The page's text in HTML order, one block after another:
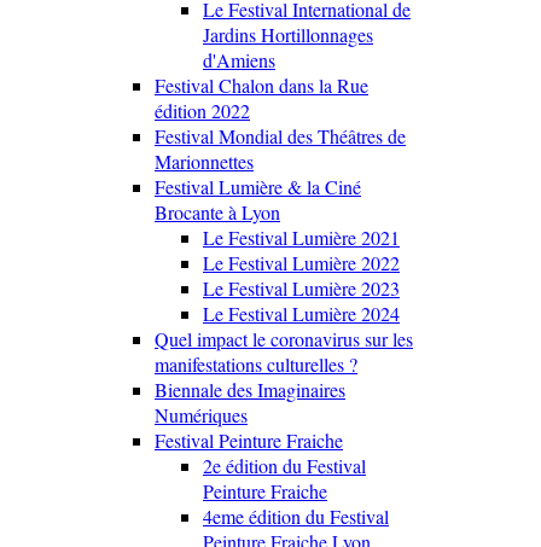
Le Festival International de
Jardins Hortillonnages
d'Amiens
Festival Chalon dans la Rue
édition 2022
Festival Mondial des Théâtres de
Marionnettes
Festival Lumière & la Ciné
Brocante à Lyon
Le Festival Lumière 2021
Le Festival Lumière 2022
Le Festival Lumière 2023
Le Festival Lumière 2024
Quel impact le coronavirus sur les
manifestations culturelles ?
Biennale des Imaginaires
Numériques
Festival Peinture Fraiche
2e édition du Festival
Peinture Fraiche
4eme édition du Festival